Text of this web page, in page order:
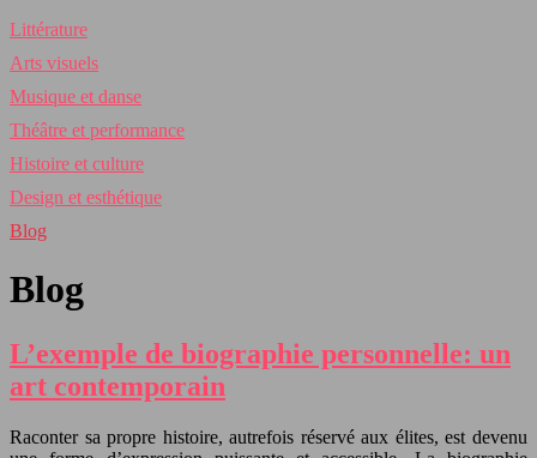
Littérature
Arts visuels
Musique et danse
Théâtre et performance
Histoire et culture
Design et esthétique
Blog
Blog
L’exemple de biographie personnelle: un
art contemporain
Raconter sa propre histoire, autrefois réservé aux élites, est devenu